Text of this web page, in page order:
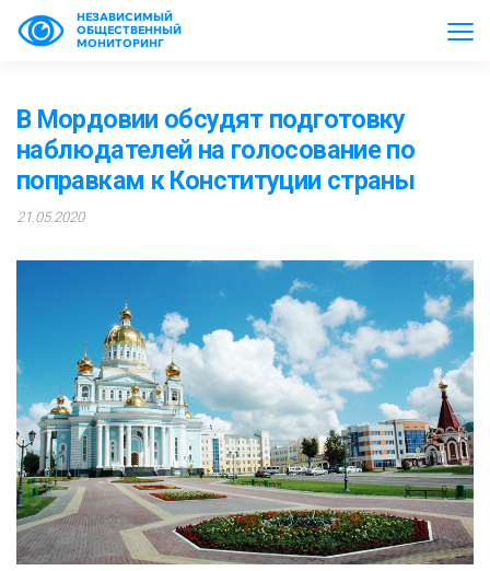
НЕЗАВИСИМЫЙ
ОБЩЕСТВЕННЫЙ
МОНИТОРИНГ
В Мордовии обсудят подготовку
наблюдателей на голосование по
поправкам к Конституции страны
21.05.2020